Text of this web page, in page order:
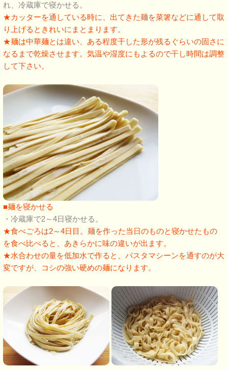
れ、冷蔵庫で寝かせる。
★カッターを通している時に、出てきた麺を菜箸などに通して取
り上げるときれいにまとまります。
★麺は中華麺とは違い、ある程度干した形が残るぐらいの固さに
なるまで乾燥させます。気温や湿度にもよるので干し時間は調整
して下さい。
■麺を寝かせる
・冷蔵庫で2～4日寝かせる。
★食べごろは2～4日目。麺を作った当日のものと寝かせたもの
を食べ比べると、あきらかに味の違いが出ます。
★水合わせの量を低加水で作ると、パスタマシーンを通すのが大
変ですが、コシの強い硬めの麺になります。